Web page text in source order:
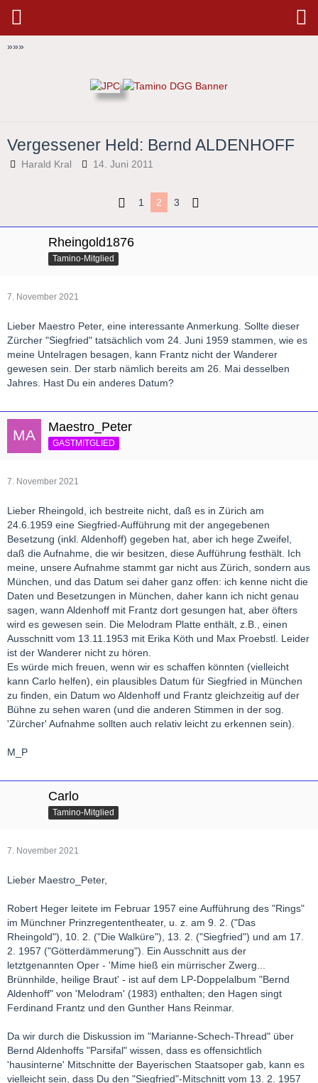
»»»
Vergessener Held: Bernd ALDENHOFF
Harald Kral 14. Juni 2011
1 2 3
Rheingold1876
Tamino-Mitglied
7. November 2021
Lieber Maestro Peter, eine interessante Anmerkung. Sollte dieser
Zürcher "Siegfried" tatsächlich vom 24. Juni 1959 stammen, wie es
meine Untelragen besagen, kann Frantz nicht der Wanderer
gewesen sein. Der starb nämlich bereits am 26. Mai desselben
Jahres. Hast Du ein anderes Datum?
Maestro_Peter
GASTMITGLIED
7. November 2021
Lieber Rheingold, ich bestreite nicht, daß es in Zürich am
24.6.1959 eine Siegfried-Aufführung mit der angegebenen
Besetzung (inkl. Aldenhoff) gegeben hat, aber ich hege Zweifel,
daß die Aufnahme, die wir besitzen, diese Aufführung festhält. Ich
meine, unsere Aufnahme stammt gar nicht aus Zürich, sondern aus
München, und das Datum sei daher ganz offen: ich kenne nicht die
Daten und Besetzungen in München, daher kann ich nicht genau
sagen, wann Aldenhoff mit Frantz dort gesungen hat, aber öfters
wird es gewesen sein. Die Melodram Platte enthält, z.B., einen
Ausschnitt vom 13.11.1953 mit Erika Köth und Max Proebstl. Leider
ist der Wanderer nicht zu hören.
Es würde mich freuen, wenn wir es schaffen könnten (vielleicht
kann Carlo helfen), ein plausibles Datum für Siegfried in München
zu finden, ein Datum wo Aldenhoff und Frantz gleichzeitig auf der
Bühne zu sehen waren (und die anderen Stimmen in der sog.
'Zürcher' Aufnahme sollten auch relativ leicht zu erkennen sein).
M_P
Carlo
Tamino-Mitglied
7. November 2021
Lieber Maestro_Peter,
Robert Heger leitete im Februar 1957 eine Aufführung des "Rings"
im Münchner Prinzregententheater, u. z. am 9. 2. ("Das
Rheingold"), 10. 2. ("Die Walküre"), 13. 2. ("Siegfried") und am 17.
2. 1957 ("Götterdämmerung"). Ein Ausschnitt aus der
letztgenannten Oper - 'Mime hieß ein mürrischer Zwerg...
Brünnhilde, heilige Braut' - ist auf dem LP-Doppelalbum "Bernd
Aldenhoff" von 'Melodram' (1983) enthalten; den Hagen singt
Ferdinand Frantz und den Gunther Hans Reinmar.
Da wir durch die Diskussion im "Marianne-Schech-Thread" über
Bernd Aldenhoffs "Parsifal" wissen, dass es offensichtlich
'hausinterne' Mitschnitte der Bayerischen Staatsoper gab, kann es
vielleicht sein, dass Du den "Siegfried"-Mitschnitt vom 13. 2. 1957